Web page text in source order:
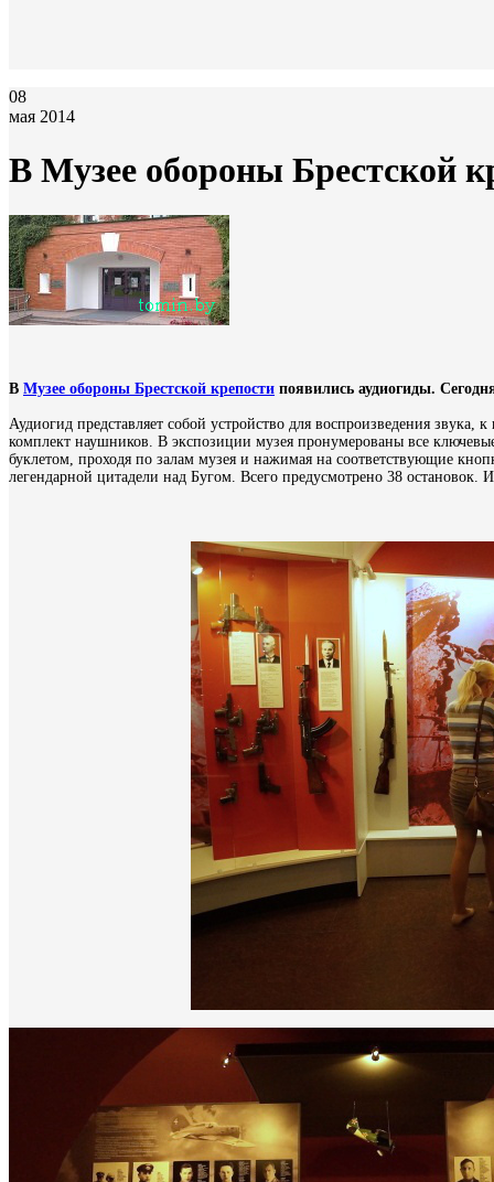
08
мая 2014
В Музее обороны Брестской
В Музее обороны Брестской крепости появились аудиогиды.
Аудиогид представляет собой устройство для воспроизведения звука,
комплект наушников. В экспозиции музея пронумерованы все
буклетом, проходя по залам музея и нажимая на соответствующие
легендарной цитадели над Бугом. Всего предусмотрено 38